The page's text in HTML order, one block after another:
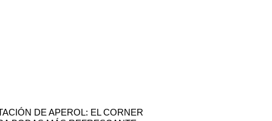
DE APEROL: EL CORNER